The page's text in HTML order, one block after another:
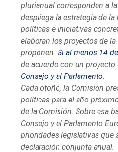
plurianual corresponden a
despliega la estrategia de la
políticas e iniciativas
elaboran los proyectos de
proponen.Si al menos 14
de acuerdo con un proyecto
Consejo y al Parlamento.
Cada otoño, la Comisión
políticas para el año
de la Comisión. Sobre esa
Consejo y el Parlamento
prioridades legislativas que
declaración conjunta anual.